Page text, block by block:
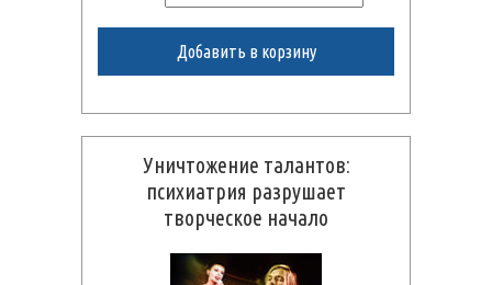
Добавить в корзину
Уничтожение талантов:
психиатрия разрушает
творческое начало